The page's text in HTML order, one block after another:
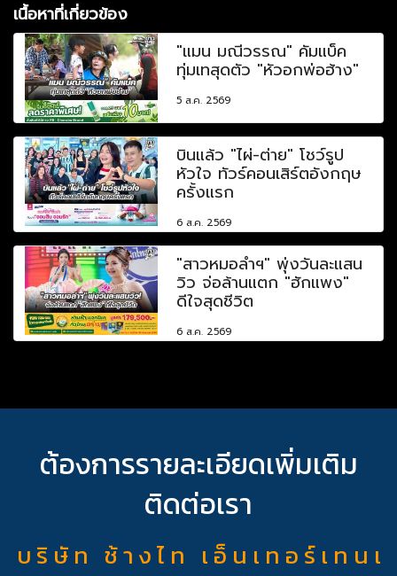
เนื้อหาที่เกี่ยวข้อง
"แมน มณีวรรณ" คัมแบ็ค
ทุ่มเทสุดตัว "หัวอกพ่อฮ้าง"
5 ส.ค. 2569
บินแล้ว "ไผ่-ต่าย" โชว์รูป
หัวใจ ทัวร์คอนเสิร์ตอังกฤษ
ครั้งแรก
6 ส.ค. 2569
"สาวหมอลำฯ" พุ่งวันละแสน
วิว จ่อล้านแตก "ฮักแพง"
ดีใจสุดชีวิต
6 ส.ค. 2569
ต้องการรายละเอียดเพิ่มเติม
ติดต่อเรา
บ ริ ษั ท ช้ า ง ไ ท เ อ็ น เ ท อ ร์ เ ท น เ